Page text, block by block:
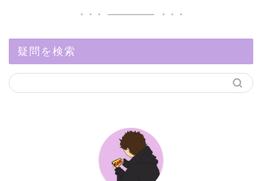
疑問を検索